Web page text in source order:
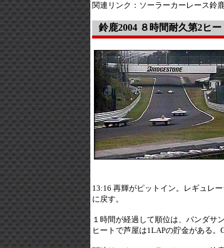
関連リンク：ソーラーカーレース鈴
鈴鹿2004 ８時間耐久第2ヒ
13:16 再輝がピットイン。レギュレ
に戻す。
１時間が経過して順位は、パンダサ
ヒートで芦屋は1LAPの貯金がある